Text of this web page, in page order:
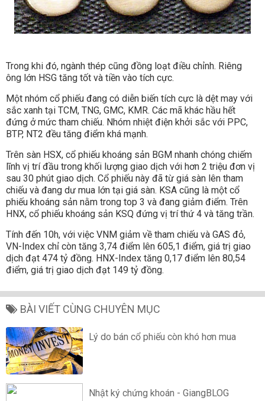
Trong khi đó, ngành thép cũng đồng loạt điều chỉnh. Riêng
ông lớn HSG tăng tốt và tiền vào tích cực.
Một nhóm cổ phiếu đang có diễn biến tích cực là dệt may với
sắc xanh tại TCM, TNG, GMC, KMR. Các mã khác hầu hết
đứng ở mức tham chiếu. Nhóm nhiệt điện khởi sắc với PPC,
BTP, NT2 đều tăng điểm khá mạnh.
Trên sàn HSX, cổ phiếu khoáng sản BGM nhanh chóng chiếm
lĩnh vị trí đầu trong khối lượng giao dịch với hơn 2 triệu đơn vị
sau 30 phút giao dịch. Cổ phiếu này đã từ giá sàn lên tham
chiếu và đang dư mua lớn tại giá sàn. KSA cũng là một cổ
phiếu khoáng sản nằm trong top 3 và đang giảm điểm. Trên
HNX, cổ phiếu khoáng sản KSQ đứng vị trí thứ 4 và tăng trần.
Tính đến 10h, với việc VNM giảm về tham chiếu và GAS đỏ,
VN-Index chỉ còn tăng 3,74 điểm lên 605,1 điểm, giá trị giao
dịch đạt 474 tỷ đồng. HNX-Index tăng 0,17 điểm lên 80,54
điểm, giá trị giao dịch đạt 149 tỷ đồng.
BÀI VIẾT CÙNG CHUYÊN MỤC
Lý do bán cổ phiếu còn khó hơn mua
Nhật ký chứng khoán - GiangBLOG